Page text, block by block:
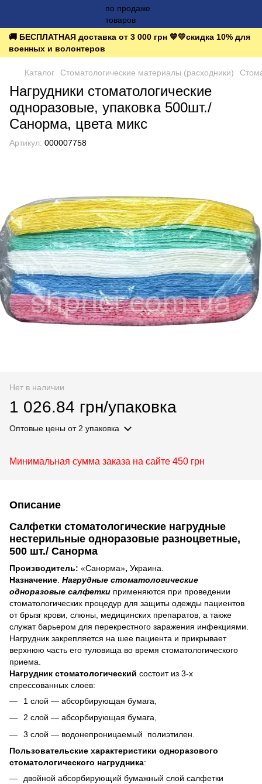
🚚 БЕСПЛАТНАЯ доставка от 3 000 грн 💙💛скидка 10% для
военных и волонтеров
Каталог Стоматологические материалы (расходники)
Нагрудники стоматологические
одноразовые, упаковка 500шт./
Санорма, цвета микс
Артикул: 000007758
Нет в наличии
1 026.84 грн/упаковка
Оптовые цены от 2 упаковка
Минимальная сумма заказа на сайте 450 грн
Описание
Салфетки стоматологические нагрудные
нестерильные одноразовые разноцветные,
500 шт./ Санорма
Производитель: «Санорма», Украина.
Назначение Нагрудные стоматологические
одноразовые салфетки применяются при проведении
стоматологических процедур для защиты одежды пациентов
от брызг крови, слюны, медицинских препаратов, а также
служат барьером для перекрестного заражения инфекциями.
Нагрудник закрепляется на шее пациента и прикрывает
верхнюю часть его туловища во время стоматологического
приема.
Нагрудник стоматологический состоит из 3-х
спрессованных слоев:
1 слой ― абсорбирующая бумага,
2 слой ― абсорбирующая бумага,
3 слой ― водонепроницаемый полиэтилен.
Пользовательские характеристики одноразового
стоматологического нагрудника:
двойной абсорбирующий бумажный слой салфетки